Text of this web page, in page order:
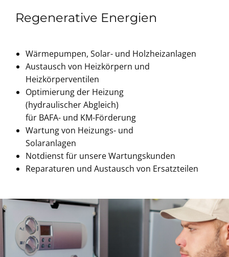
Regenerative Energien
Wärmepumpen, Solar- und Holzheizanlagen
Austausch von Heizkörpern und
Heizkörperventilen
Optimierung der Heizung
(hydraulischer Abgleich)
für BAFA- und KM-Förderung
Wartung von Heizungs- und
Solaranlagen
Notdienst für unsere Wartungskunden
Reparaturen und Austausch von Ersatzteilen